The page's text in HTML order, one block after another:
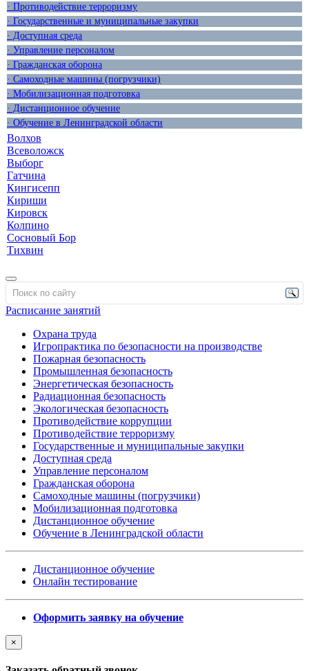
· Противодействие терроризму
· Государственные и муниципальные закупки
· Доступная среда
· Управление персоналом
· Гражданская оборона
· Самоходные машины (погрузчики)
· Мобилизационная подготовка
· Дистанционное обучение
· Обучение в Ленинградской области
Волхов
Всеволожск
Выборг
Гатчина
Кингисепп
Кириши
Кировск
Колпино
Сосновый Бор
Тихвин
Расписание занятий
Охрана труда
Игропрактика по безопасности на производстве
Пожарная безопасность
Промышленная безопасность
Энергетическая безопасность
Радиационная безопасность
Экологическая безопасность
Противодействие коррупции
Противодействие терроризму
Государственные и муниципальные закупки
Доступная среда
Управление персоналом
Гражданская оборона
Самоходные машины (погрузчики)
Мобилизационная подготовка
Дистанционное обучение
Обучение в Ленинградской области
Дистанционное обучение
Онлайн тестирование
Оформить заявку на обучение
×